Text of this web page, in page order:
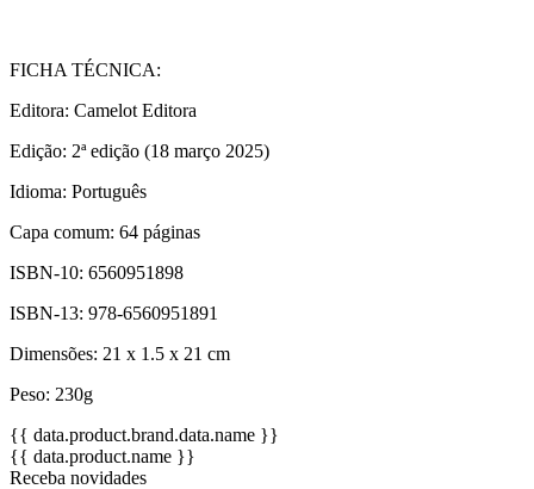
FICHA TÉCNICA:
Editora: Camelot Editora
Edição: 2ª edição (18 março 2025)
Idioma: Português
Capa comum: 64 páginas
ISBN-10: 6560951898
ISBN-13: 978-6560951891
Dimensões: 21 x 1.5 x 21 cm
Peso: 230g
{{ data.product.brand.data.name }}
{{ data.product.name }}
Receba novidades